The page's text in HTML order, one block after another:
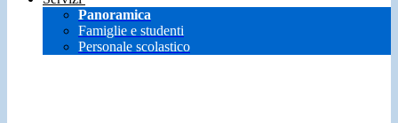
Panoramica
Famiglie e studenti
Personale scolastico